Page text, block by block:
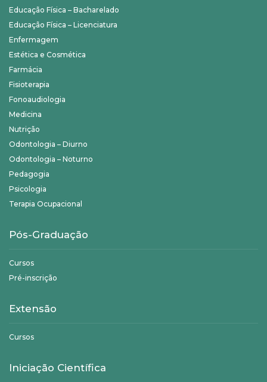
Educação Física – Bacharelado
Educação Física – Licenciatura
Enfermagem
Estética e Cosmética
Farmácia
Fisioterapia
Fonoaudiologia
Medicina
Nutrição
Odontologia – Diurno
Odontologia – Noturno
Pedagogia
Psicologia
Terapia Ocupacional
Pós-Graduação
Cursos
Pré-inscrição
Extensão
Cursos
Iniciação Científica